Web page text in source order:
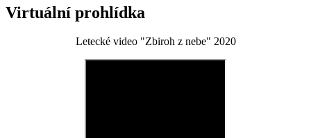
Virtuální prohlídka
Letecké video "Zbiroh z nebe" 2020